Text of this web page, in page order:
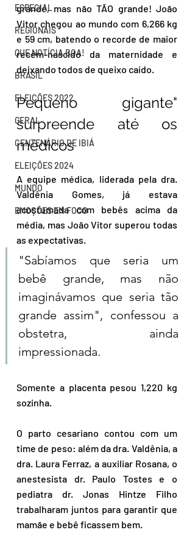
ESPECIAL
REGIONAIS
QUE NOTÍCIA BOA!
BRASIL
ELEIÇÕES 2022
GERAL
CENTENÁRIO DE IBIÁ
ELEIÇÕES 2024
MUNDO
EMOÇÕES EM FOCO
grande, mas não TÃO grande! João
Vitor chegou ao mundo com 6,266 kg
e 59 cm, batendo o recorde de maior
recém-nascido da maternidade e
deixando todos de queixo caído.
Pequeno gigante"
surpreende até os
médicos
A equipe médica, liderada pela dra.
Valdênia Gomes, já estava
acostumada com bebês acima da
média, mas João Vitor superou todas
as expectativas.
"Sabíamos que seria um
bebê grande, mas não
imaginávamos que seria tão
grande assim", confessou a
obstetra, ainda
impressionada.
Somente a placenta pesou 1,220 kg
sozinha.
O parto cesariano contou com um
time de peso: além da dra. Valdênia, a
dra. Laura Ferraz, a auxiliar Rosana, o
anestesista dr. Paulo Tostes e o
pediatra dr. Jonas Hintze Filho
trabalharam juntos para garantir que
mamãe e bebê ficassem bem.